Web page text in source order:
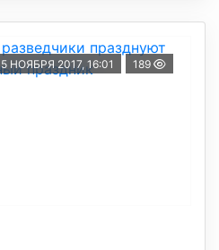
5 НОЯБРЯ 2017, 16:01 189